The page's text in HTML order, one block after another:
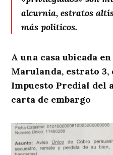
alcurnia, estratos
más políticos.
A una casa ubicada
Marulanda, estrato 3,
Impuesto Predial del
carta de embargo